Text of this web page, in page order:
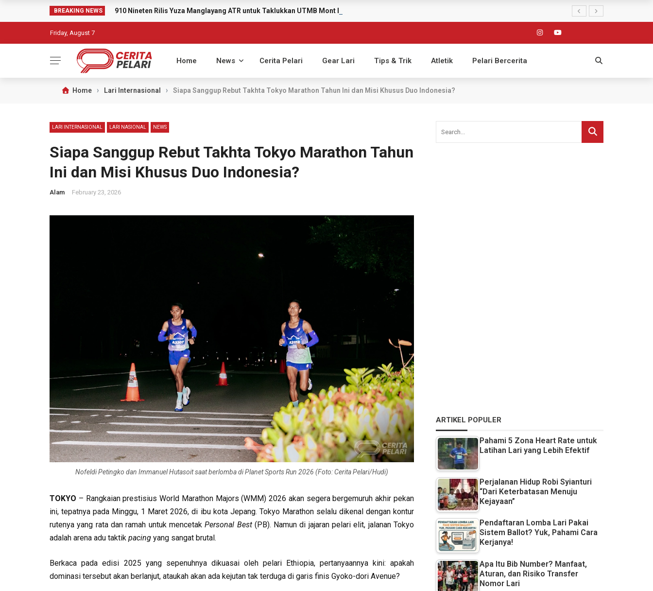
BREAKING NEWS 910 Nineten Rilis Yuza Manglayang ATR untuk Taklukkan UTMB Mont Blanc 2026
Friday, August 7
Home News Cerita Pelari Gear Lari Tips & Trik Atletik Pelari Bercerita
Home › Lari Internasional › Siapa Sanggup Rebut Takhta Tokyo Marathon Tahun Ini dan Misi Khusus Duo Indonesia?
LARI INTERNASIONAL LARI NASIONAL NEWS
Siapa Sanggup Rebut Takhta Tokyo Marathon Tahun
Ini dan Misi Khusus Duo Indonesia?
Alam February 23, 2026
Nofeldi Petingko dan Immanuel Hutasoit saat berlomba di Planet Sports Run 2026 (Foto: Cerita Pelari/Hudi)
TOKYO – Rangkaian prestisius World Marathon Majors (WMM) 2026 akan segera bergemuruh akhir pekan
ini, tepatnya pada Minggu, 1 Maret 2026, di ibu kota Jepang. Tokyo Marathon selalu dikenal dengan kontur
rutenya yang rata dan ramah untuk mencetakPersonal Best(PB). Namun di jajaran pelari elit, jalanan Tokyo
adalah arena adu taktik pacing yang sangat brutal.
Berkaca pada edisi 2025 yang sepenuhnya dikuasai oleh pelari Ethiopia, pertanyaannya kini: apakah
dominasi tersebut akan berlanjut, ataukah akan ada kejutan tak terduga di garis finis Gyoko-dori Avenue?
ARTIKEL POPULER
Pahami 5 Zona Heart Rate untuk
Latihan Lari yang Lebih Efektif
Perjalanan Hidup Robi Syianturi
“Dari Keterbatasan Menuju
Kejayaan”
Pendaftaran Lomba Lari Pakai
Sistem Ballot? Yuk, Pahami Cara
Kerjanya!
Apa Itu Bib Number? Manfaat,
Aturan, dan Risiko Transfer
Nomor Lari